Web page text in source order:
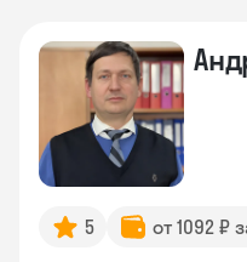
5 от 1092 ₽